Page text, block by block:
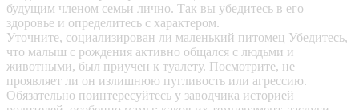
будущим членом семьи лично. Так вы убедитесь в его
здоровье и определитесь с характером.
Уточните, социализирован ли маленький питомец Убедитесь,
что малыш с рождения активно общался с людьми и
животными, был приучен к туалету. Посмотрите, не
проявляет ли он излишнюю пугливость или агрессию.
Обязательно поинтересуйтесь у заводчика историей